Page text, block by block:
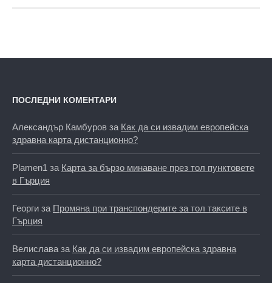
ПОСЛЕДНИ КОМЕНТАРИ
Александър Камбуров за Как да си извадим европейска
здравна карта дистанционно?
Plamen1 за Карта за бързо минаване през тол пунктовете
в Гърция
Георги за Промяна при транспондерите за тол таксите в
Гърция
Велислава за Как да си извадим европейска здравна
карта дистанционно?